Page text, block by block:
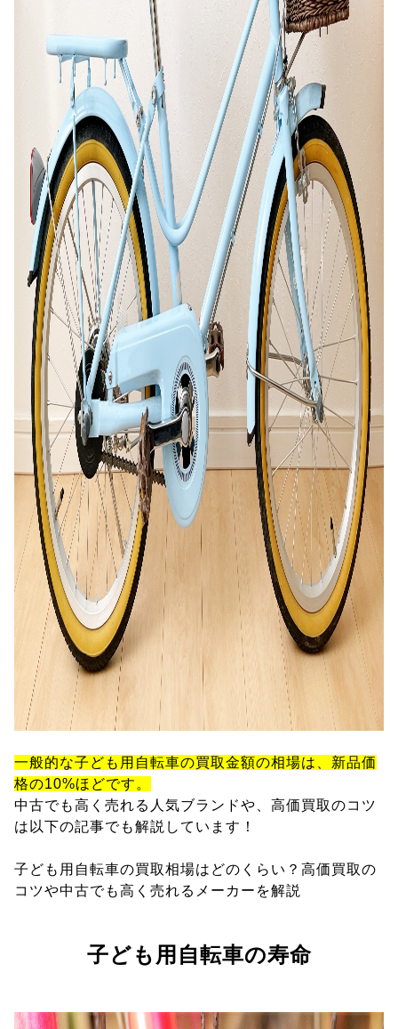
一般的な子ども用自転車の買取金額の相場は、新品価
格の10%ほどです。
中古でも高く売れる人気ブランドや、高価買取のコツ
は以下の記事でも解説しています！
子ども用自転車の買取相場はどのくらい？高価買取の
コツや中古でも高く売れるメーカーを解説
子ども用自転車の寿命